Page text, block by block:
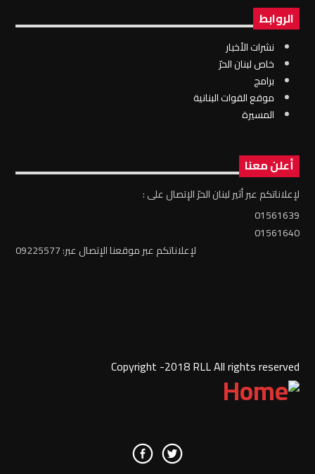
الروابط
نشرات الأخبار
خاص لبنان الحرّ
برامج
موقع القوات البنانية
المسيرة
أعلن معنا
لإعلاناتكم عبر أثير لبنان الحرّ الإتصال على :
01561639
01561640
لإعلاناتكم عبر موقعنا الإتصال عبر: 09225577
Copyright -2018 RLL All rights reserved